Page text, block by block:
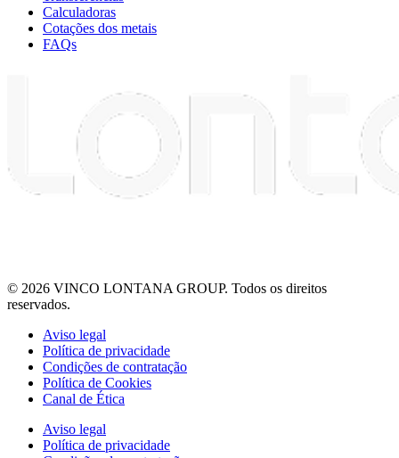
Calculadoras
Cotações dos metais
FAQs
© 2026 VINCO LONTANA GROUP. Todos os direitos
reservados.
Aviso legal
Política de privacidade
Condições de contratação
Política de Cookies
Canal de Ética
Aviso legal
Política de privacidade